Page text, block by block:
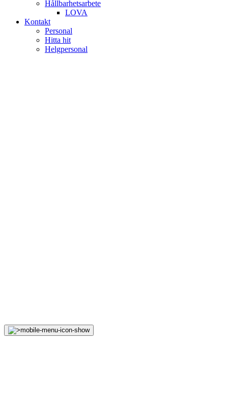
Hållbarhetsarbete
LOVA
Kontakt
Personal
Hitta hit
Helgpersonal